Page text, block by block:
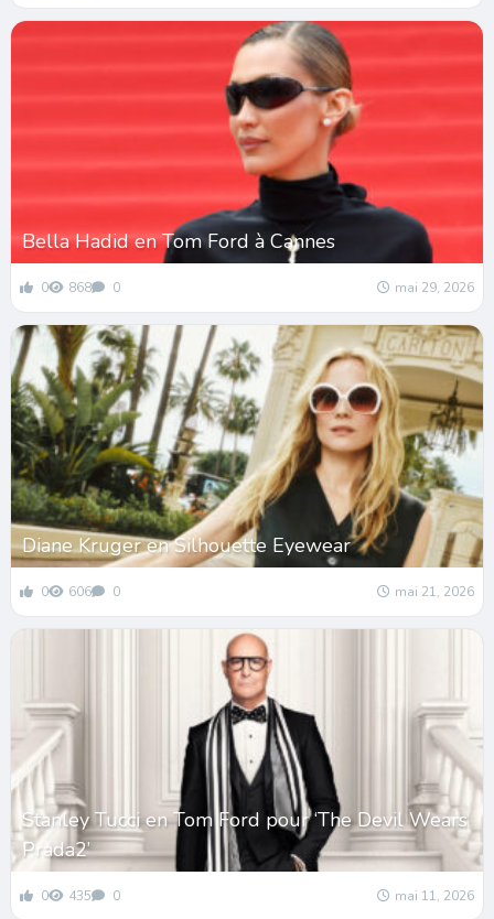
Bella Hadid en Tom Ford à Cannes
0 868 0 mai 29, 2026
Diane Kruger en Silhouette Eyewear
0 606 0 mai 21, 2026
Stanley Tucci en Tom Ford pour ‘The Devil Wears
Prada2’
0 435 0 mai 11, 2026